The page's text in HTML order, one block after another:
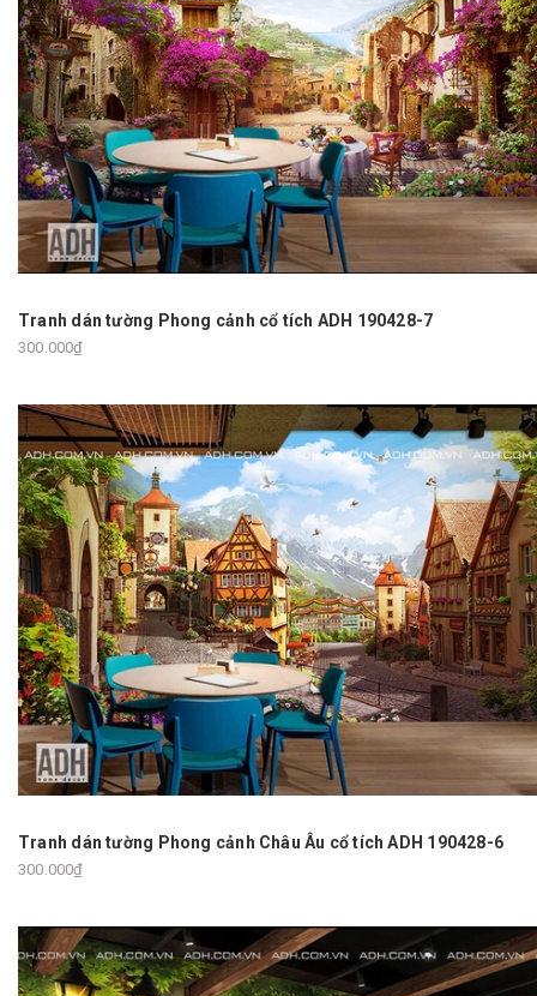
Tranh dán tường Phong cảnh cổ tích ADH 190428-7
300.000₫
Tranh dán tường Phong cảnh Châu Âu cổ tích ADH 190428-6
300.000₫